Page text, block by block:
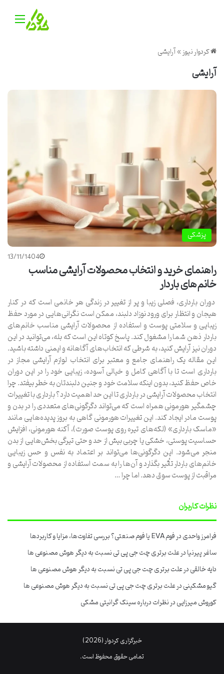
کردوار نیوز»آرایشی
آرایشی
پزشکی
13/11/1404
راهنمای خرید و انتخاب محصولات آرایشی مناسب
خانم‌های باردار
دوران بارداری، فصلی زیبا و پر از تغییر در زندگی هر خانمی است که در کنار
هیجان و انتظار برای ورود نوزاد دلبند، ممکن است نگرانی‌هایی در مورد حفظ
زیبایی و سلامتی پوست و استفاده از محصولات آرایشی مناسب خانم‌های
باردار ذهن شما را مشغول کند. پاسخ کوتاه این است که بله، می‌توانید در این
دوران نیز آرایش کنید، به شرطی که انتخاب‌های آگاهانه و ایمنی داشته باشید.
این مقاله یک راهنمای جامع و معتبر برای انتخاب لوازم آرایشی مجاز در
بارداری است تا با آگاهی کامل و خیالی آسوده، زیبایی خود را در این دوران
خاص حفظ کنید، بدون اینکه سلامت خود و جنین دلبندتان به خطر بیفتد. چرا
انتخاب محصولات آرایشی در بارداری تا این حد اهمیت دارد؟ بارداری با تغییرات
چشمگیر هورمونی همراه است که می‌تواند دگرگونی‌های متعددی را در بدن و
پوست مادر ایجاد کند. این تغییرات هورمونی گاهی به بروز پدیده‌هایی مانند
«ماسک بارداری» (لکه‌های تیره روی پوست صورت)، آکنه هورمونی، افزایش
حساسیت پوستی، خشکی یا چربی بیش از حد و حتی تیرگی بخش‌هایی از بدن
منجر می‌شود. این دگرگونی‌ها می‌تواند بر اعتماد به نفس و حس زیبایی
خانم‌های باردار تأثیر بگذارد و آن‌ها را به سمت استفاده از محصولات آرایشی و
مراقبت از پوست سوق دهد. اما چرا …
نظرات کاربران
فرامرز واحدیدرفوم EVA یا فوم صنعتی؟ بررسی تفاوت‌ها، مزایا و کاربردها
ساغر پیرنیادرعلت برتری چت جی پی تی نسبت به دیگر هوش مصنوعی ها
دایه خالقیدرعلت برتری چت جی پی تی نسبت به دیگر هوش مصنوعی ها
گیو مشکینیدرعلت برتری چت جی پی تی نسبت به دیگر هوش مصنوعی ها
کوروش میرزاییدرنظرات درباره سینک گرانیتی مشکی
خبرگزاری کردوار (2026)
تمامی حقوق محفوظ است.